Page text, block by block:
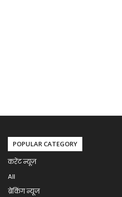
POPULAR CATEGORY
करेंट न्यूज़
All
ब्रेकिंग न्यूज